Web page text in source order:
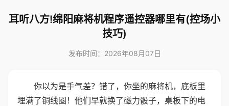
耳听八方!绵阳麻将机程序遥控器哪里有(控场小
技巧)
发布时间：2026年08月07日
你以为是手气差？错了，你坐的麻将机，底板里
埋满了铜线圈！他们早就换了磁力骰子，桌板下的电